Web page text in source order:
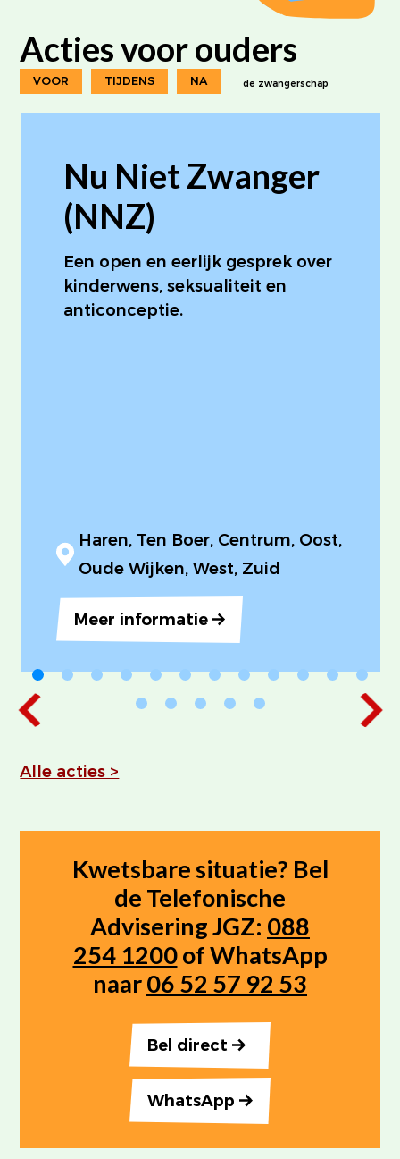
Acties voor ouders
VOOR TIJDENS NA de zwangerschap
Nu Niet Zwanger
(NNZ)
Een open en eerlijk gesprek over
kinderwens, seksualiteit en
anticonceptie.
Haren, Ten Boer, Centrum, Oost,
Oude Wijken, West, Zuid
Meer informatie
‹ ›
Alle acties >
Kwetsbare situatie? Bel
de Telefonische
Advisering JGZ: 088
254 1200of WhatsApp
naar06 52 57 92 53
Bel direct
WhatsApp